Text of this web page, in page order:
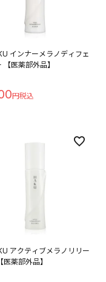
インナーメラノディフェ
【医薬部外品】
アクティブメラノリリー
医薬部外品】